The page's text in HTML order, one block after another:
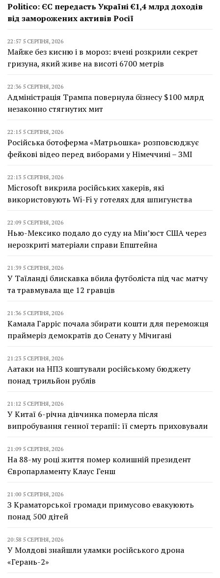
Politico: ЄС передасть Україні €1,4 млрд доходів
від заморожених активів Росії
22:57 5 СЕРПНЯ, 2026
Майже без кисню і в мороз: вчені розкрили секрет
гризуна, який живе на висоті 6700 метрів
22:36 5 СЕРПНЯ, 2026
Адміністрація Трампа повернула бізнесу $100 млрд
незаконно стягнутих мит
22:15 5 СЕРПНЯ, 2026
Російська ботоферма «Матрьошка» розповсюджує
фейкові відео перед виборами у Німеччині – ЗМІ
22:13 5 СЕРПНЯ, 2026
Microsoft викрила російських хакерів, які
використовують Wi-Fi у готелях для шпигунства
22:09 5 СЕРПНЯ, 2026
Нью-Мексико подало до суду на Мін’юст США через
нерозкриті матеріали справи Епштейна
21:39 5 СЕРПНЯ, 2026
У Таїланді блискавка вбила футболіста під час матчу
та травмувала ще 12 гравців
21:36 5 СЕРПНЯ, 2026
Камала Гарріс почала збирати кошти для переможця
праймеріз демократів до Сенату у Мічигані
21:23 5 СЕРПНЯ, 2026
Аатаки на НПЗ коштували російському бюджету
понад трильйон рублів
21:12 5 СЕРПНЯ, 2026
У Китаї 6-річна дівчинка померла після
випробування генної терапії: її смерть приховували
21:09 5 СЕРПНЯ, 2026
На 88-му році життя помер колишній президент
Європарламенту Клаус Генш
21:00 5 СЕРПНЯ, 2026
З Краматорської громади примусово евакуюють
понад 500 дітей
20:58 5 СЕРПНЯ, 2026
У Молдові знайшли уламки російського дрона
«Герань-2»